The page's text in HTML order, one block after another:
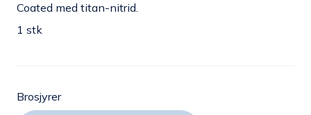
Coated med titan-nitrid.
1 stk
Brosjyrer